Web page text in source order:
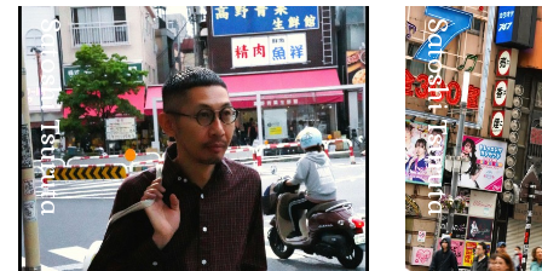
Satoshi Tsuruta Satoshi Tsuruta